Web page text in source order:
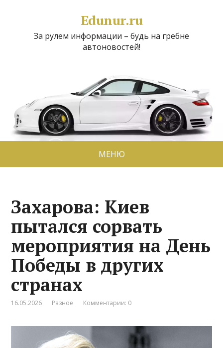
Edunur.ru
За рулем информации – будь на гребне
автоновостей!
МЕНЮ
Захарова: Киев
пытался сорвать
мероприятия на День
Победы в других
странах
16.05.2026 Разное Комментарии: 0